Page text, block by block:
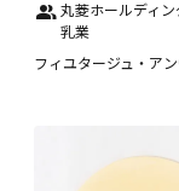
丸菱ホールディ
乳業
フィユタージュ・ア